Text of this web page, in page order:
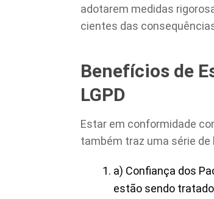
adotarem medidas
cientes das
Benefícios de
LGPD
Estar em conformidade
também traz uma série de
a) Confiança dos
estão sendo